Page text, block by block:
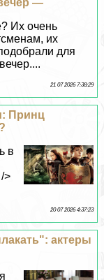
Их очень
их
для
21 07 2026 7:38:29
Принц
в
>
20 07 2026 4:37:23
актеры